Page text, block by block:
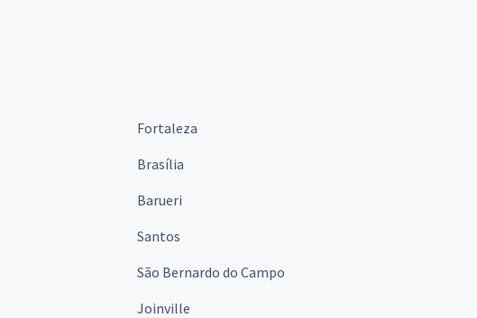
Fortaleza
Brasília
Barueri
Santos
São Bernardo do Campo
Joinville